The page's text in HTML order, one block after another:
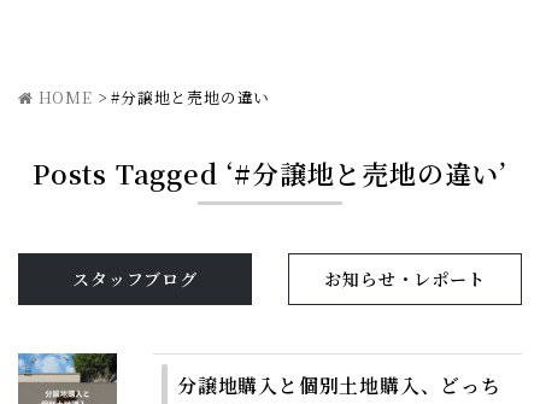
HOME >#分譲地と売地の違い
Posts Tagged ‘#分譲地と売地の違い’
スタッフブログ お知らせ・レポート
分譲地購入と個別土地購入、どっち